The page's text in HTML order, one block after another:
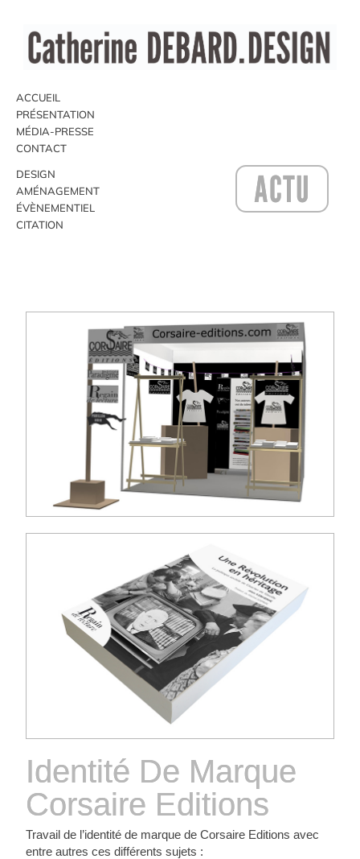
ACCUEIL
PRÉSENTATION
MÉDIA-PRESSE
CONTACT
DESIGN
AMÉNAGEMENT
ÉVÈNEMENTIEL
CITATION
ACTU
Identité De Marque
Corsaire Editions
Travail de l’identité de marque de Corsaire Editions avec
entre autres ces différents sujets :